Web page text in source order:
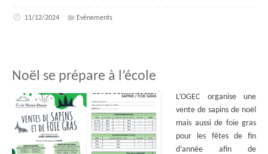
11/12/2024 Evènements
Noël se prépare à l’école
L’OGEC organise une
vente de sapins de noël
mais aussi de foie gras
pour les fêtes de fin
d’année afin de